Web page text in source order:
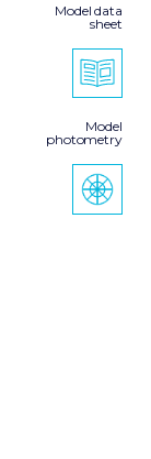
Model data
sheet
Model
photometry